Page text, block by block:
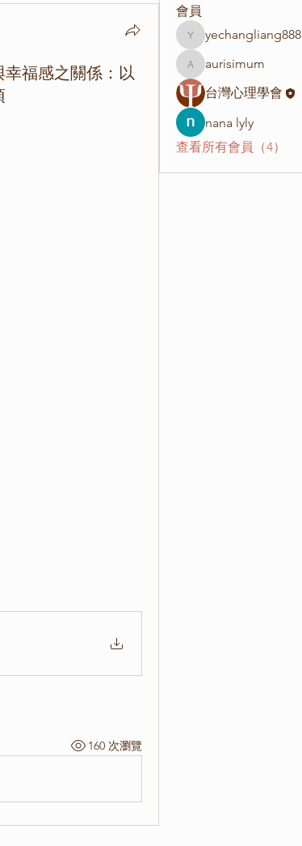
福感之關係：以
160 次瀏覽
會員
yechangliang888
yechangliang888
aurisimum
aurisimum
台灣心理學會
nana lyly
查看所有會員（4）